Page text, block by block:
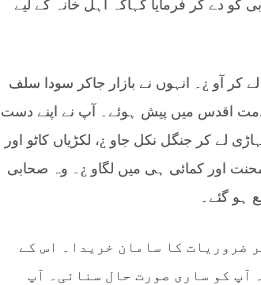
کو دے کر فرمایا کہاکہ اہل خانہ کے لیے
کر آو ¿۔ انہوں نے بازار جاکر سودا سلف
اقدس میں پیش ہوئے۔ آپ نے اپنے دست
لے کر جنگل نکل جاو ¿، لکڑیاں کاٹو اور
محنت اور کمائی ہی میں لگاو ¿۔ وہ صحابی
ہو گئے۔
ضروریات کا سامان خریدا۔ اس کے
آپ کو ساری صورت حال سنائی۔ آپ